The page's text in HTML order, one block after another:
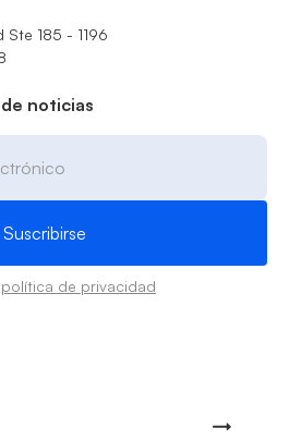
Ste 185 - 1196
noticias
política de privacidad